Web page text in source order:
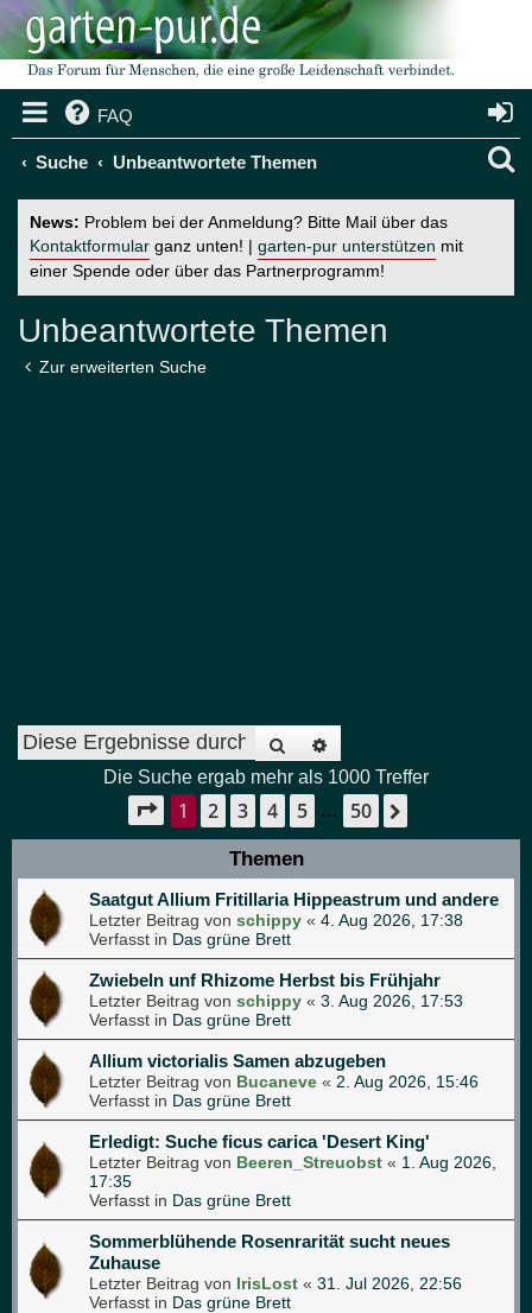
FAQ
Suche Unbeantwortete Themen
News: Problem bei der Anmeldung? Bitte Mail über das
Kontaktformular ganz unten! | garten-pur unterstützen mit
einer Spende oder über das Partnerprogramm!
Unbeantwortete Themen
Zur erweiterten Suche
Suche
Die Suche ergab mehr als 1000 Treffer
Seite 1von 50
1 2 3 4 5 … 50
Themen
Saatgut Allium Fritillaria Hippeastrum und andere
Letzter Beitrag von schippy « 4. Aug 2026, 17:38
Verfasst in Das grüne Brett
Zwiebeln unf Rhizome Herbst bis Frühjahr
Letzter Beitrag von schippy « 3. Aug 2026, 17:53
Verfasst in Das grüne Brett
Allium victorialis Samen abzugeben
Letzter Beitrag von Bucaneve « 2. Aug 2026, 15:46
Verfasst in Das grüne Brett
Erledigt: Suche ficus carica 'Desert King'
Letzter Beitrag von Beeren_Streuobst « 1. Aug 2026,
17:35
Verfasst in Das grüne Brett
Sommerblühende Rosenrarität sucht neues
Zuhause
Letzter Beitrag von IrisLost « 31. Jul 2026, 22:56
Verfasst in Das grüne Brett